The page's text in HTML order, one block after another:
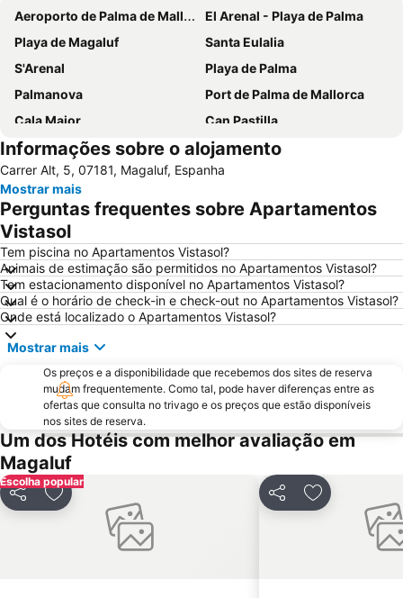
Aeroporto de Palma de Mallorca
El Arenal - Playa de Palma
Playa de Magaluf
Santa Eulalia
S'Arenal
Playa de Palma
Palmanova
Port de Palma de Mallorca
Cala Major
Can Pastilla
Es Trenc
Puerto de Port de Soller
Golf de Andratx
Santa Ponça
Platja de Torà o Platja Peguera Torà
Polígono de Levante
Platja de Palma
Cala Comtessa
House of Katmandu
Cala Blanca - Platja de Palmanova
Platja Palmira o Platja Peguera Palmira o Platja des Pouet
Puerto de Valdemossa - Sa Marina
Paseo Marítimo
Placa Major
Ballonfahrt mit All in One Mallorca
Santa Catalina
Les Meravelles
Aqualand
San Sebastián
Cala Pi' de Llucmajor
Portals Vells
Club Marítim San Antonio de la Playa
Pabisa Beach Club
Catedral de Sa Seu
Portixol
Palma Aquarium
Platja La Romana o Platja Peguera Romana o Platja dels Morts
Informações sobre o alojamento
Carrer Alt, 5, 07181, Magaluf, Espanha
Mostrar mais
Perguntas frequentes sobre Apartamentos
Vistasol
Tem piscina no Apartamentos Vistasol?
Animais de estimação são permitidos no Apartamentos Vistasol?
Tem estacionamento disponível no Apartamentos Vistasol?
Qual é o horário de check-in e check-out no Apartamentos Vistasol?
Onde está localizado o Apartamentos Vistasol?
Mostrar mais
Os preços e a disponibilidade que recebemos dos sites de reserva
mudam frequentemente. Como tal, pode haver diferenças entre as
ofertas que consulta no trivago e os preços que estão disponíveis
nos sites de reserva.
Um dos Hotéis com melhor avaliação em
Magaluf
Escolha popular
PartilharAdicionar aos favoritos PartilharAdicionar